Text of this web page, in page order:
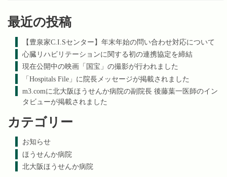
最近の投稿
【豊泉家C.I.Sセンター】年末年始の問い合わせ対応について
心臓リハビリテーションに関する初の連携協定を締結
現在公開中の映画「国宝」の撮影が行われました
「Hospitals File」に院長メッセージが掲載されました
m3.comに北大阪ほうせんか病院の副院長 後藤葉一医師のイン
タビューが掲載されました
カテゴリー
お知らせ
ほうせんか病院
北大阪ほうせんか病院